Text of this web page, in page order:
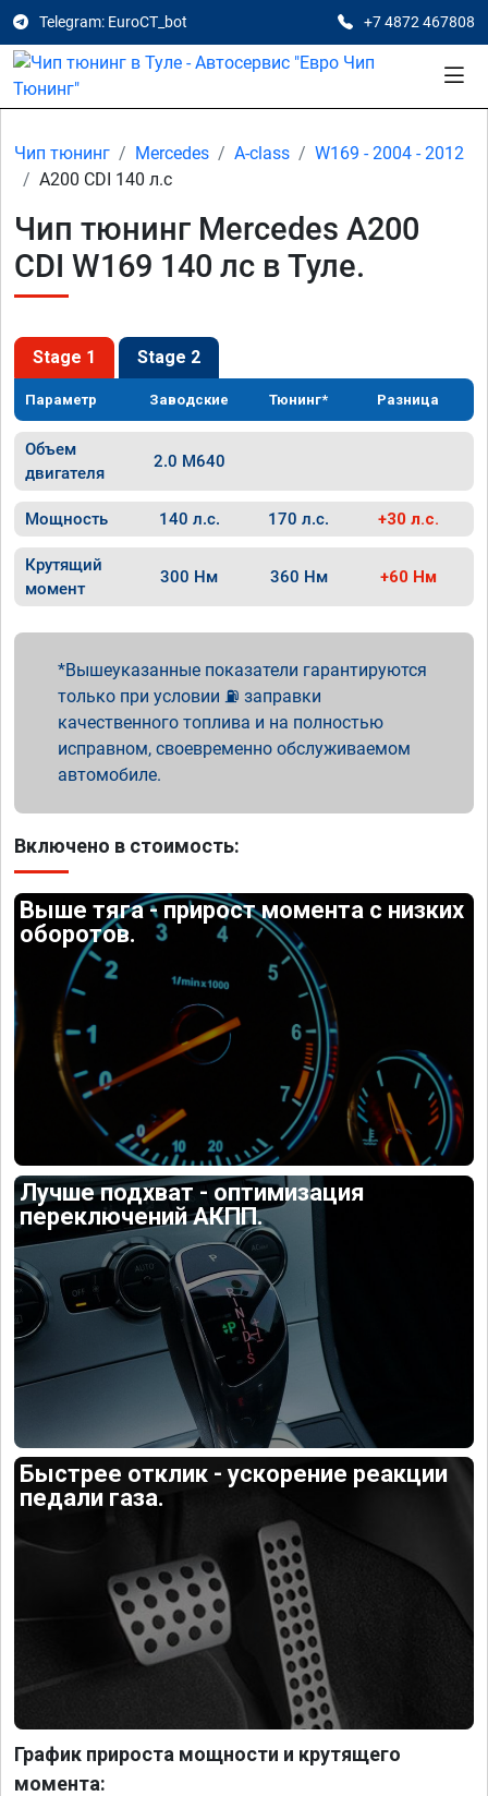
Telegram: EuroCT_bot +7 4872 467808
Чип тюнинг Mercedes A-class
W169 - 2004 - 2012
A200 CDI 140 л.с
Чип тюнинг Mercedes A200
CDI W169 140 лс в Туле.
Stage 1 Stage 2
Параметр Заводские Тюнинг* Разница
Объем
двигателя
2.0 M640
Мощность 140 л.с. 170 л.с. +30 л.с.
Крутящий
момент
300 Нм 360 Нм +60 Нм
Вышеуказанные показатели гарантируются
только при условии ⛽ заправки
качественного топлива и на полностью
исправном, своевременно обслуживаемом
автомобиле.
Включено в стоимость:
Выше тяга - прирост момента с низких
оборотов.
Лучше подхват - оптимизация
переключений АКПП.
Быстрее отклик - ускорение реакции
педали газа.
График прироста мощности и крутящего
момента: